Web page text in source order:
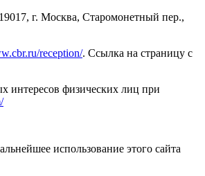
г. Москва, Старомонетный пер.,
reception/. Ссылка на страницу с
интересов физических лиц при
использование этого сайта